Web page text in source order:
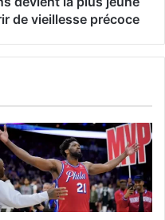
de vieillesse précoce